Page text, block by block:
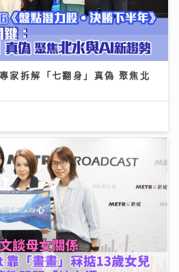
家拆解「七翻身」真偽 聚焦北